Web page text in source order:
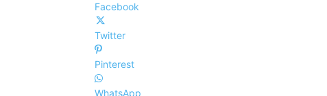
Facebook
Twitter
Pinterest
WhatsApp